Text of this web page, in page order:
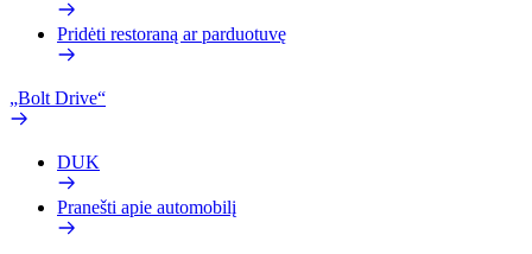
Pridėti restoraną ar parduotuvę
„Bolt Drive“
DUK
Pranešti apie automobilį